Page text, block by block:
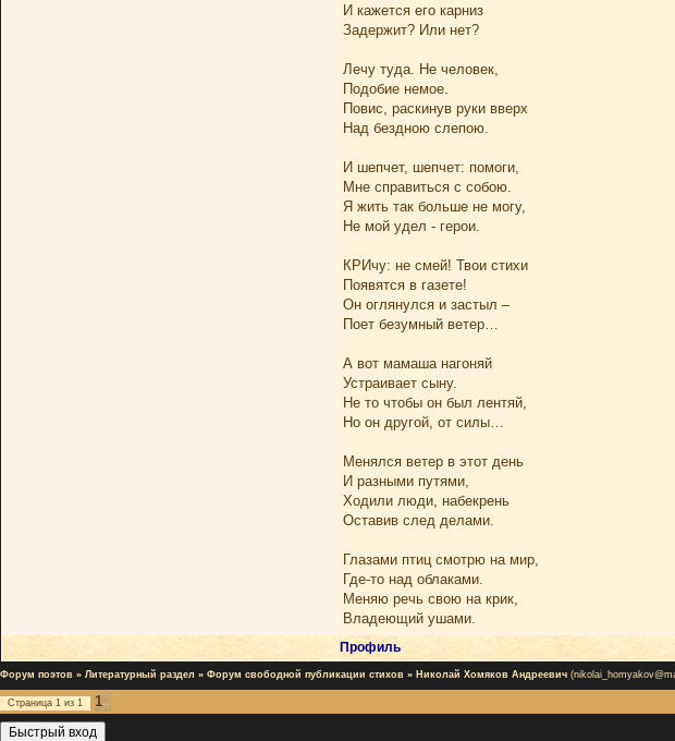
И кажется его карниз
Задержит? Или нет?
Лечу туда. Не человек,
Подобие немое.
Повис, раскинув руки вверх
Над бездною слепою.
И шепчет, шепчет: помоги,
Мне справиться с собою.
Я жить так больше не могу,
Не мой удел - герои.
КРИчу: не смей! Твои стихи
Появятся в газете!
Он оглянулся и застыл –
Поет безумный ветер…
А вот мамаша нагоняй
Устраивает сыну.
Не то чтобы он был лентяй,
Но он другой, от силы…
Менялся ветер в этот день
И разными путями,
Ходили люди, набекрень
Оставив след делами.
Глазами птиц смотрю на мир,
Где-то над облаками.
Меняю речь свою на крик,
Владеющий ушами.
Профиль
Форум поэтов » Литературный раздел » Форум свободной публикации стихов » Николай Хомяков Андреевич
Страница 1 из 1
1